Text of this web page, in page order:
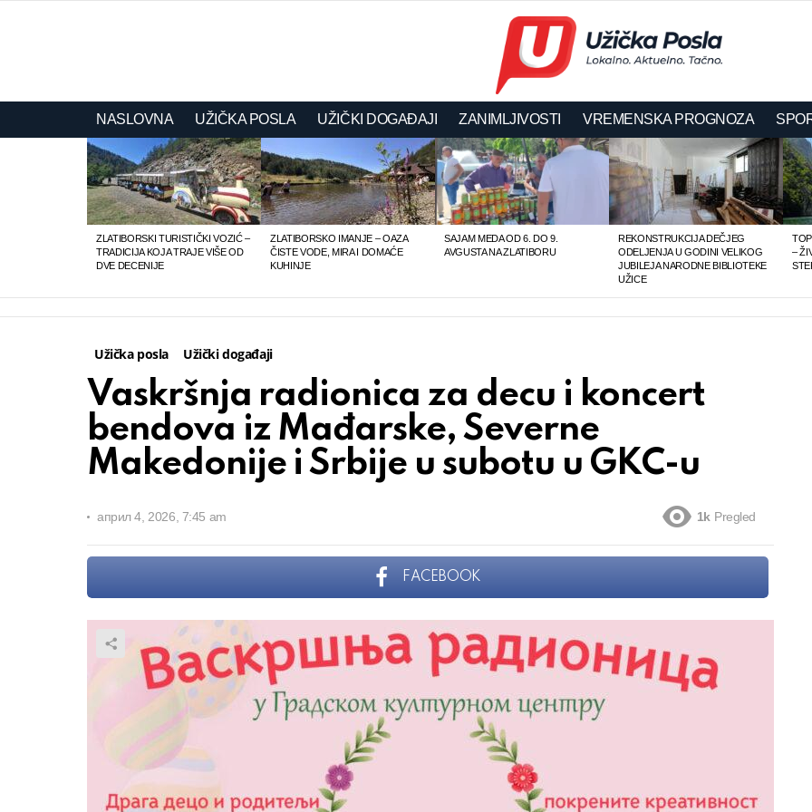
NASLOVNA UŽIČKA POSLA UŽIČKI DOGAĐAJI ZANIMLJIVOSTI VREMENSKA PROGNOZA
LATEST
STORIES
ZLATIBORSKI TURISTIČKI VOZIĆ –
TRADICIJA KOJA TRAJE VIŠE OD
DVE DECENIJE
ZLATIBORSKO IMANJE – OAZA
ČISTE VODE, MIRA I DOMAĆE
KUHINJE
SAJAM MEDA OD 6. DO 9.
AVGUSTA NA ZLATIBORU
REKONSTRUKCIJA DEČJEG
ODELJENJA U GODINI VELIKOG
JUBILEJA NARODNE BIBLIOTEKE
UŽICE
–
Užička posla Užički događaji
Vaskršnja radionica za decu i koncert
bendova iz Mađarske, Severne
Makedonije i Srbije u subotu u GKC-u
април 4, 2026, 7:45 am 1k Pregled
FACEBOOK